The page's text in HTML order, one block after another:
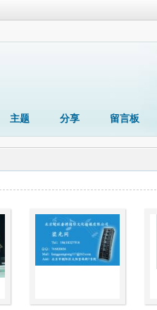
主题 分享 留言板